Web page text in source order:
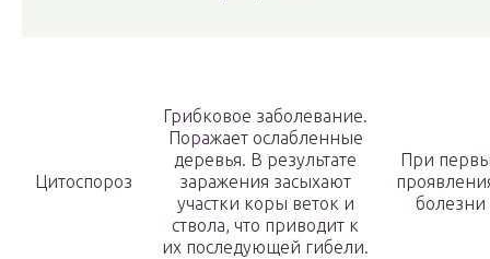
Цитоспороз
Грибковое заболевание.
Поражает ослабленные
деревья. В результате
заражения засыхают
участки коры веток и
ствола, что приводит к
их последующей гибели.
При
болезни